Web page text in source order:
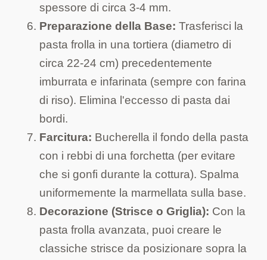
spessore di circa 3-4 mm.
Preparazione della Base: Trasferisci la
pasta frolla in una tortiera (diametro di
circa 22-24 cm) precedentemente
imburrata e infarinata (sempre con farina
di riso). Elimina l'eccesso di pasta dai
bordi.
Farcitura: Bucherella il fondo della pasta
con i rebbi di una forchetta (per evitare
che si gonfi durante la cottura). Spalma
uniformemente la marmellata sulla base.
Decorazione (Strisce o Griglia): Con la
pasta frolla avanzata, puoi creare le
classiche strisce da posizionare sopra la